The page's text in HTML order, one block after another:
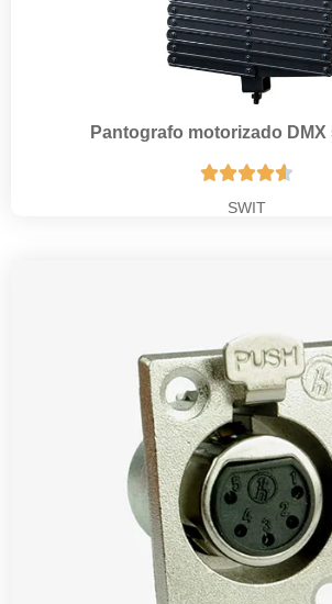
Pantografo motorizado DMX

SWIT